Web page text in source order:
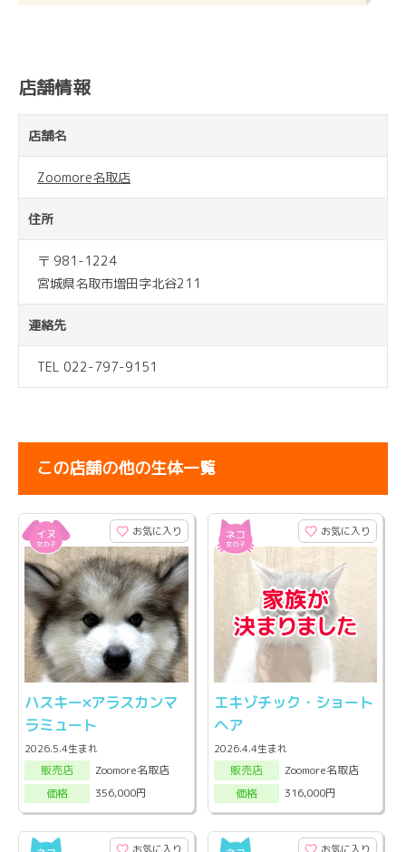
店舗情報
店舗名
Zoomore名取店
住所
〒 981-1224
宮城県名取市増田字北谷211
連絡先
TEL 022-797-9151
この店舗の他の生体一覧
お気に入り
ハスキー×アラスカンマ
ラミュート
2026.5.4生まれ
販売店
Zoomore名取店
価格
356,000円
お気に入り
エキゾチック・ショート
ヘア
2026.4.4生まれ
販売店
Zoomore名取店
価格
316,000円